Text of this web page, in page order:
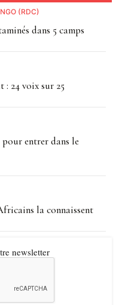
(RDC)
dans 5 camps
24 voix sur 25
entrer dans le
la connaissent
newsletter